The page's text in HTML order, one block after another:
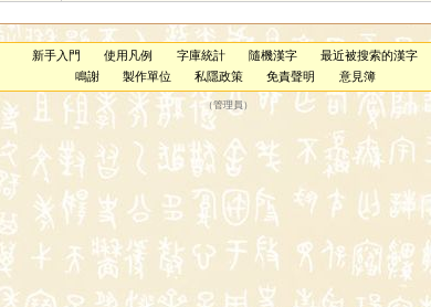
新手入門 使用凡例 字庫統計 隨機漢字
最近被搜索的漢字
鳴謝
製作單位 私隱政策 免責聲明 意見簿
（管理員 ）